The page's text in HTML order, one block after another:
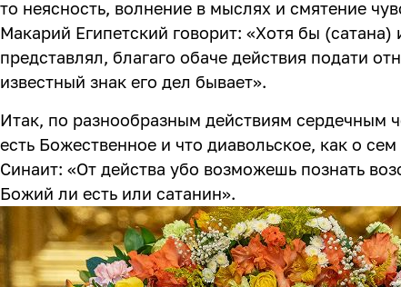
то неясность, волнение в мыслях и смятение
Макарий Египетский говорит: «Хотя бы (сатана)
представлял, благаго обаче действия подати
известный знак его дел бывает».
Итак, по разнообразным действиям сердечным
есть Божественное и что диавольское, как о
Синаит: «От действа убо возможешь познать
Божий ли есть или сатанин».